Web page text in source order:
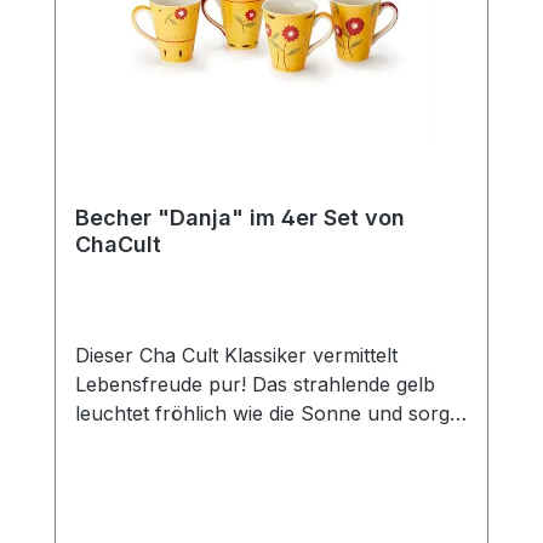
erhalten Sie so das perfekte Set für den
gedeckten Tisch und eine gemütliche Tea
Becher "Danja" im 4er Set von
ChaCult
Dieser Cha Cult Klassiker vermittelt
Lebensfreude pur! Das strahlende gelb
leuchtet fröhlich wie die Sonne und sorgt